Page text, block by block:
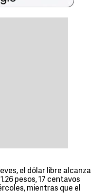
el dólar libre alcanza
pesos, 17 centavos
mientras que el